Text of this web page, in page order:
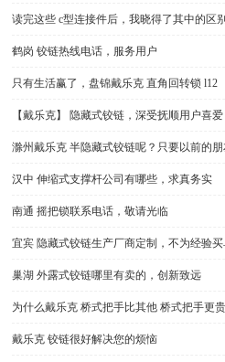
读完这些 c型连接件后，我晓得了其中的区
鹤岗 铰链热线电话，服务用户
只有生活赢了，盘锦戴乐克 直角回转锁 l12
【戴乐克】 隐藏式铰链，深受抚顺用户喜
滁州戴乐克 半隐藏式铰链呢？只要以前的
汉中 伸缩式支撑杆公司有哪些，求真务实
南通 摇把锁联系电话，敬请光临
宜宾 隐藏式铰链生产厂商定制，不为经验
巢湖 外露式铰链哪里有卖的，创新致远
为什么戴乐克 桥式把手比其他 桥式把手更
戴乐克 铰链很好解决您的烦恼